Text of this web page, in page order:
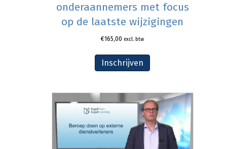
onderaannemers met focus
op de laatste wijzigingen
€165,00 excl. btw
Inschrijven